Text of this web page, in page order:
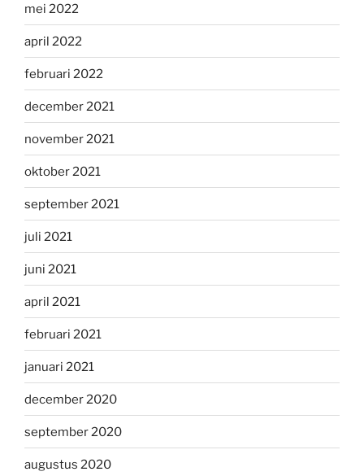
mei 2022
april 2022
februari 2022
december 2021
november 2021
oktober 2021
september 2021
juli 2021
juni 2021
april 2021
februari 2021
januari 2021
december 2020
september 2020
augustus 2020